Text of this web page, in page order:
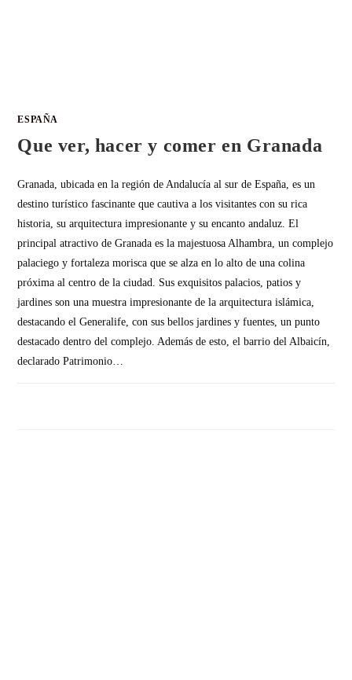
ESPAÑA
Que ver, hacer y comer en Granada
Granada, ubicada en la región de Andalucía al sur de España, es un
destino turístico fascinante que cautiva a los visitantes con su rica
historia, su arquitectura impresionante y su encanto andaluz. El
principal atractivo de Granada es la majestuosa Alhambra, un complejo
palaciego y fortaleza morisca que se alza en lo alto de una colina
próxima al centro de la ciudad. Sus exquisitos palacios, patios y
jardines son una muestra impresionante de la arquitectura islámica,
destacando el Generalife, con sus bellos jardines y fuentes, un punto
destacado dentro del complejo. Además de esto, el barrio del Albaicín,
declarado Patrimonio…